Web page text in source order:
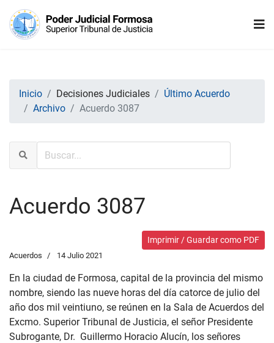
Inicio Decisiones Judiciales
Último Acuerdo
Archivo
Acuerdo 3087
Acuerdo 3087
Imprimir / Guardar como PDF
Acuerdos 14 Julio 2021
En la ciudad de Formosa, capital de la provincia del mismo
nombre, siendo las nueve horas del día catorce de julio del
año dos mil veintiuno, se reúnen en la Sala de Acuerdos del
Excmo. Superior Tribunal de Justicia, el señor Presidente
Subrogante, Dr. Guillermo Horacio Alucín, los señores